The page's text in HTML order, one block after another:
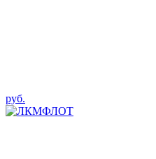
руб.